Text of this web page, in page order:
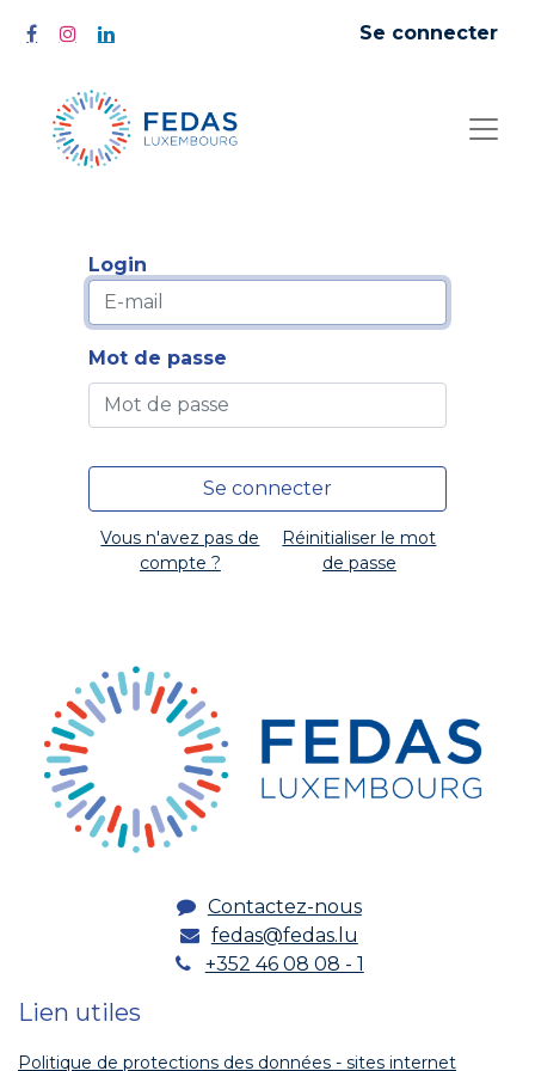
Se connecter
Login
Mot de passe
Se connecter
Vous n'avez pas de
compte ?
Réinitialiser le mot
de passe
Contactez-nous
fedas@fedas.lu
+352 46 08 08 - 1
Lien utiles
Politique de protections des données - sites internet